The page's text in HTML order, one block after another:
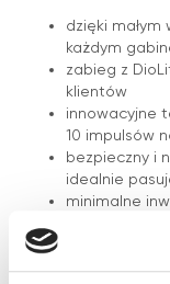
dzięki
każdym
zabieg z
klientów
innowacyjne
10 impulsów
bezpieczny i
idealnie
minimalne